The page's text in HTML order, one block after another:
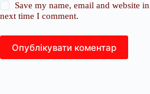
Save my name, email and website
next time I comment.
Опублікувати коментар